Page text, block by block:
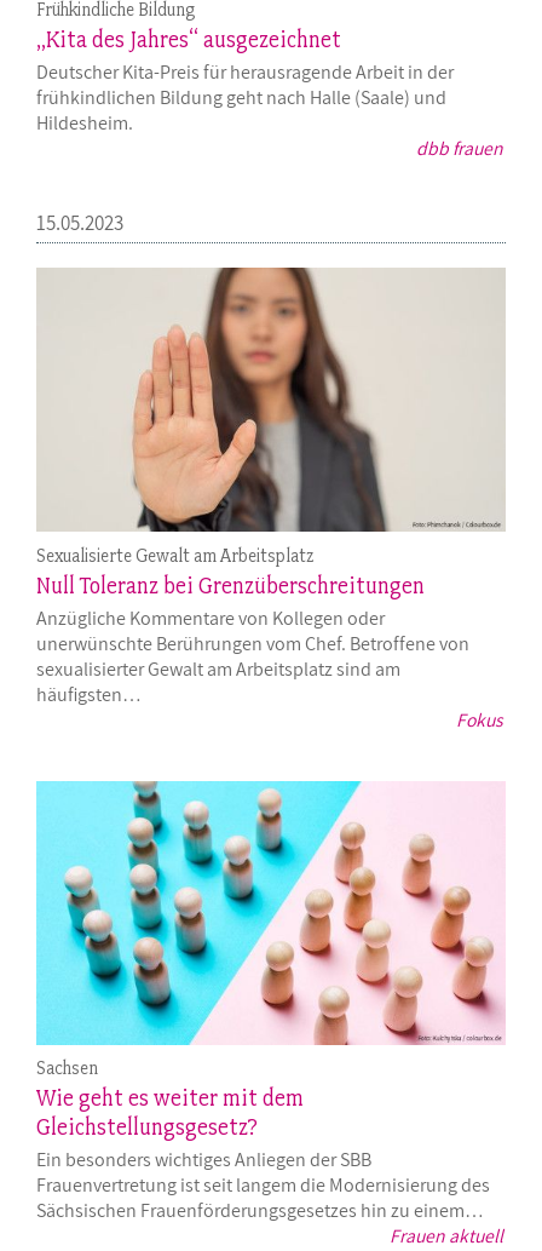
dbb frauen
Frühkindliche Bildung
„Kita des Jahres“ ausgezeichnet
Deutscher Kita-Preis für herausragende Arbeit in der
frühkindlichen Bildung geht nach Halle (Saale) und
Hildesheim.
15.05.2023
Fokus
Sexualisierte Gewalt am Arbeitsplatz
Null Toleranz bei Grenzüberschreitungen
Anzügliche Kommentare von Kollegen oder
unerwünschte Berührungen vom Chef. Betroffene von
sexualisierter Gewalt am Arbeitsplatz sind am
häufigsten…
Frauen aktuell
Sachsen
Wie geht es weiter mit dem
Gleichstellungsgesetz?
Ein besonders wichtiges Anliegen der SBB
Frauenvertretung ist seit langem die Modernisierung des
Sächsischen Frauenförderungsgesetzes hin zu einem…